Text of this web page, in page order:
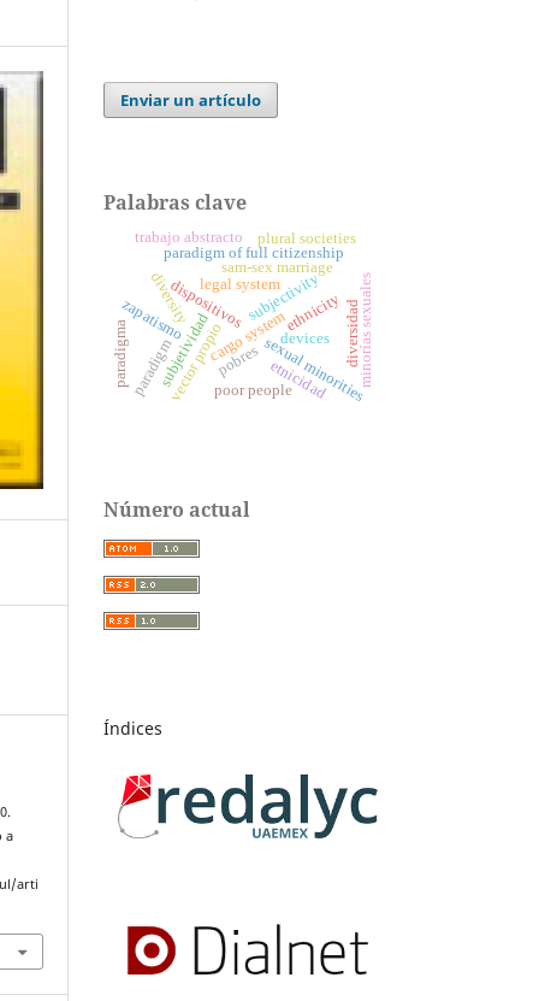
a
arti
Enviar un artículo
Palabras clave
cargo system
dispositivos
pobres
subjectivity
subjetividad
sam-sex marriage
paradigm of full citizenship
sexual minorities
minorías sexuales
devices
ethnicity
etnicidad
legal system
zapatismo
paradigm
paradigma
plural societies
poor people
vector propio
trabajo abstracto
diversity
diversidad
Número actual
Índices